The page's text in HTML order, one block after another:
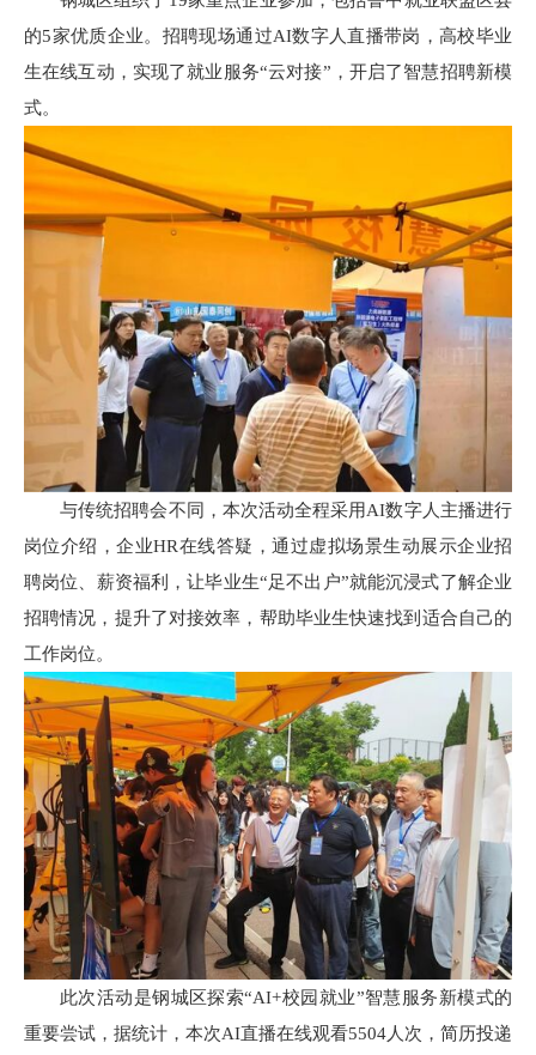
的5家优质企业。招聘现场通过AI数字人直播带岗，高校毕业
生在线互动，实现了就业服务“云对接”，开启了智慧招聘新模
式。
与传统招聘会不同，本次活动全程采用AI数字人主播进行
岗位介绍，企业HR在线答疑，通过虚拟场景生动展示企业招
聘岗位、薪资福利，让毕业生“足不出户”就能沉浸式了解企业
招聘情况，提升了对接效率，帮助毕业生快速找到适合自己的
工作岗位。
此次活动是钢城区探索“AI+校园就业”智慧服务新模式的
重要尝试，据统计，本次AI直播在线观看5504人次，简历投递